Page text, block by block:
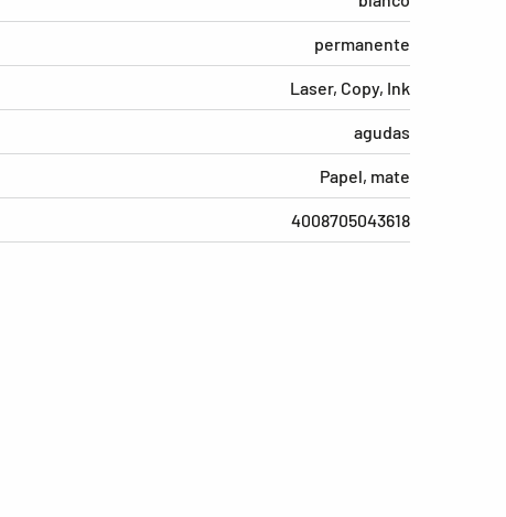
permanente
Laser, Copy, Ink
agudas
Papel, mate
4008705043618